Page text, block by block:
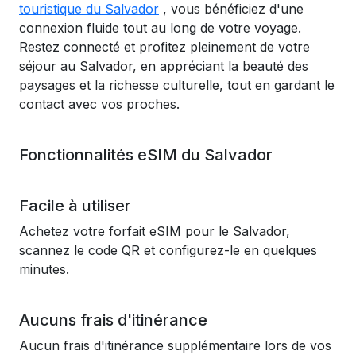
touristique du Salvador , vous bénéficiez d'une
connexion fluide tout au long de votre voyage.
Restez connecté et profitez pleinement de votre
séjour au Salvador, en appréciant la beauté des
paysages et la richesse culturelle, tout en gardant le
contact avec vos proches.
Fonctionnalités eSIM du Salvador
Facile à utiliser
Achetez votre forfait eSIM pour le Salvador,
scannez le code QR et configurez-le en quelques
minutes.
Aucuns frais d'itinérance
Aucun frais d'itinérance supplémentaire lors de vos